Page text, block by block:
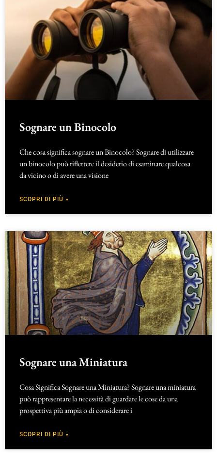
Sognare un Binocolo
Che cosa significa sognare un Binocolo? Sognare di utilizzare
un binocolo può riflettere il desiderio di esaminare qualcosa
da vicino o di avere una visione
SCOPRI DI PIÙ »
Sognare una Miniatura
Cosa Significa Sognare una Miniatura? Sognare una miniatura
può rappresentare la necessità di guardare le cose da una
prospettiva più ampia o di considerare i
SCOPRI DI PIÙ »